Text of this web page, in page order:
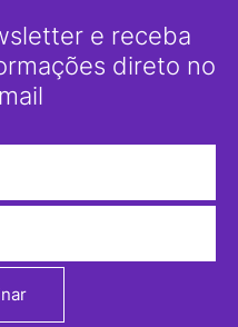
e receba
direto no